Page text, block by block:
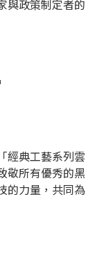
與政策制定者的
經典工藝系列雲
敬所有優秀的黑
的力量，共同為